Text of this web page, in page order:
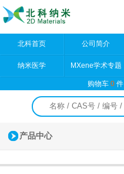
北科首页 公司简介
纳米医学 MXene学术专题
购物车0件
产品中心